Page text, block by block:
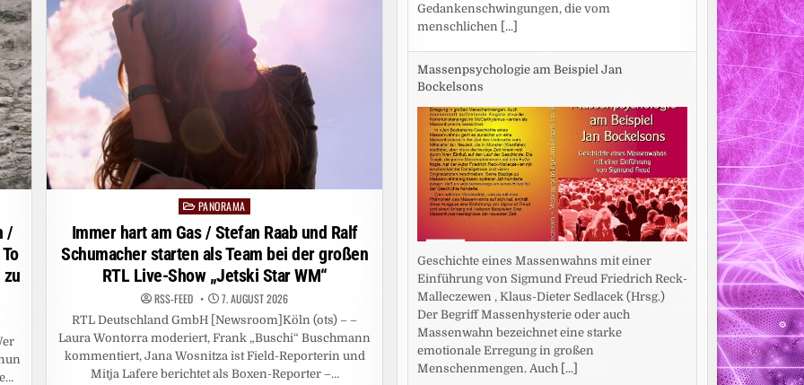
/
Posted
in
PANORAMA
Immer hart am Gas / Stefan Raab und Ralf
Schumacher starten als Team bei der großen
RTL Live-Show „Jetski Star WM“
RSS-FEED 7. AUGUST 2026
RTL Deutschland GmbH [Newsroom]Köln (ots) – –
Laura Wontorra moderiert, Frank „Buschi“ Buschmann
kommentiert, Jana Wosnitza ist Field-Reporterin und
Mitja Lafere berichtet als Boxen-Reporter –…
Gedankenschwingungen, die vom
menschlichen [...]
Massenpsychologie am Beispiel Jan
Bockelsons
Geschichte eines Massenwahns mit einer
Einführung von Sigmund Freud Friedrich Reck-
Malleczewen , Klaus-Dieter Sedlacek (Hrsg.)
Der Begriff Massenhysterie oder auch
Massenwahn bezeichnet eine starke
emotionale Erregung in großen
Menschenmengen. Auch [...]